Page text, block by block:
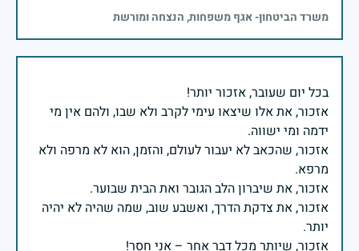
משרד הביטחון- אגף משפחות, הנצחה ומורשת
אזכור, את אלו שיצאו עימי לקרב ולא שבו, ולהם אין מי
אזכור, שהכאב לא יעבור לעולם, והזמן, הוא לא מרפה ולא
אזכור, את צדקת הדרך, ואשבע שוב, שמה שהיה לא יהיה